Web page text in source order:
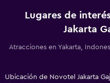
Lugares de
Jakarta
Atracciones en Yakarta,
Ubicación de Novotel Jakarta